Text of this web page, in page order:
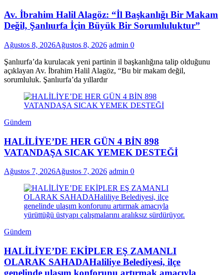
Av. İbrahim Halil Alagöz: “İl Başkanlığı Bir Makam
Değil, Şanlıurfa İçin Büyük Bir Sorumluluktur”
Ağustos 8, 2026Ağustos 8, 2026 admin 0
Şanlıurfa’da kurulacak yeni partinin il başkanlığına talip olduğunu
açıklayan Av. İbrahim Halil Alagöz, “Bu bir makam değil,
sorumluluk. Şanlıurfa’da yıllardır
Gündem
HALİLİYE’DE HER GÜN 4 BİN 898
VATANDAŞA SICAK YEMEK DESTEĞİ
Ağustos 7, 2026Ağustos 7, 2026 admin 0
Gündem
HALİLİYE’DE EKİPLER EŞ ZAMANLI
OLARAK SAHADAHaliliye Belediyesi, ilçe
genelinde ulaşım konforunu artırmak amacıyla